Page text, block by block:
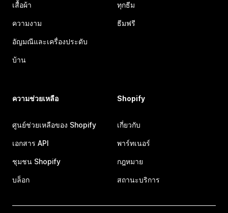
เสื้อผ้า
ความงาม
อัญมณีและเครื่องประดับ
บ้าน
ทุกธีม
ธีมฟรี
ความช่วยเหลือ
ศูนย์ช่วยเหลือของ Shopify
เอกสาร API
ชุมชน Shopify
บล็อก
Shopify
เกี่ยวกับ
พาร์ทเนอร์
กฎหมาย
สถานะบริการ